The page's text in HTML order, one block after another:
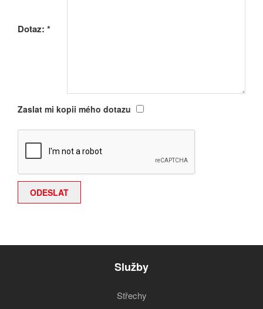
Dotaz: *
Zaslat mi kopii mého dotazu
Služby
Střechy